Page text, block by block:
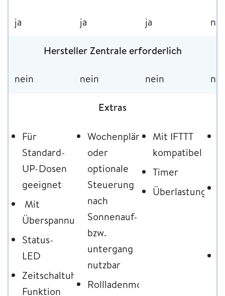
ja ja ja
Hersteller Zentrale erforderlich
nein nein nein
Extras
Für
Standard-
UP-Dosen
geeignet
Mit
Überspannungsschutz
Status-
LED
Zeitschaltuhr-
Funktion
Wochenpläne
oder
optionale
Steuerung
nach
Sonnenauf-
bzw.
untergang
nutzbar
Rollladenmodus
Mit IFTTT
kompatibel
Timer